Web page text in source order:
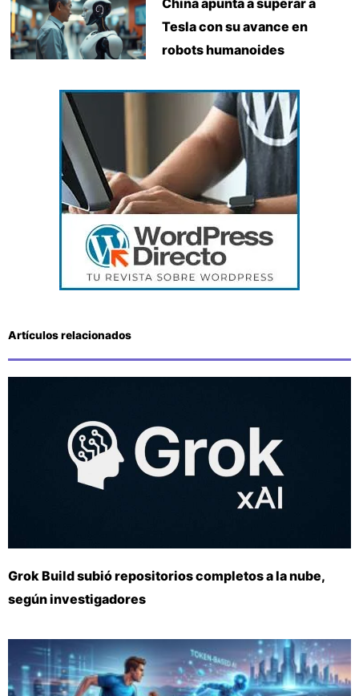
China apunta a superar a
Tesla con su avance en
robots humanoides
Artículos relacionados
Grok Build subió repositorios completos a la nube,
según investigadores